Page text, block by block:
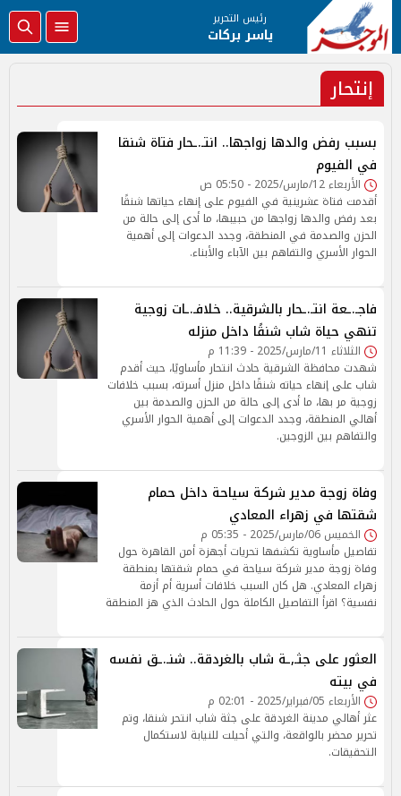
رئيس التحرير
ياسر بركات
إنتحار
بسبب رفض والدها زواجها.. انتـ.ـحار فتاة شنقا
في الفيوم
الأربعاء 12/مارس/2025 - 05:50 ص
أقدمت فتاة عشرينية في الفيوم على إنهاء حياتها شنقًا
بعد رفض والدها زواجها من حبيبها، ما أدى إلى حالة من
الحزن والصدمة في المنطقة، وجدد الدعوات إلى أهمية
الحوار الأسري والتفاهم بين الآباء والأبناء.
فاجـ.ـعة انتـ.ـحار بالشرقية.. خلافـ.ـات زوجية
تنهي حياة شاب شنقًا داخل منزله
الثلاثاء 11/مارس/2025 - 11:39 م
شهدت محافظة الشرقية حادث انتحار مأساويًا، حيث أقدم
شاب على إنهاء حياته شنقًا داخل منزل أسرته، بسبب خلافات
زوجية مر بها، ما أدى إلى حالة من الحزن والصدمة بين
أهالي المنطقة، وجدد الدعوات إلى أهمية الحوار الأسري
والتفاهم بين الزوجين.
وفاة زوجة مدير شركة سياحة داخل حمام
شقتها في زهراء المعادي
الخميس 06/مارس/2025 - 05:35 م
تفاصيل مأساوية تكشفها تحريات أجهزة أمن القاهرة حول
وفاة زوجة مدير شركة سياحة في حمام شقتها بمنطقة
زهراء المعادي. هل كان السبب خلافات أسرية أم أزمة
نفسية؟ اقرأ التفاصيل الكاملة حول الحادث الذي هز المنطقة
العثور على جثـ,ـة شاب بالغردقة.. شنـ.ـق نفسه
في بيته
الأربعاء 05/فبراير/2025 - 02:01 م
عثر أهالي مدينة الغردقة على جثة شاب انتحر شنقا، وتم
تحرير محضر بالواقعة، والتي أحيلت للنيابة لاستكمال
التحقيقات.